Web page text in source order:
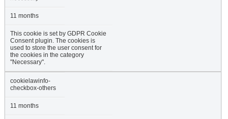
11 months
This cookie is set by GDPR Cookie
Consent plugin. The cookies is
used to store the user consent for
the cookies in the category
"Necessary".
cookielawinfo-
checkbox-others
11 months